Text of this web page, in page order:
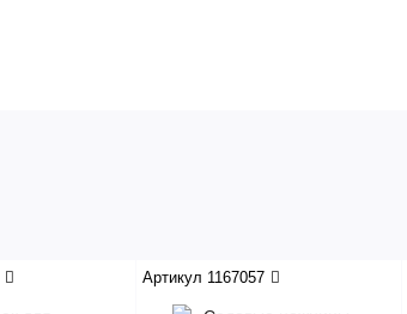
Артикул 1167057